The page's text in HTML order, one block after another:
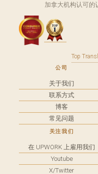
加拿大机构认可的
Top
公司
关于我们
联系方式
博客
常见问题
关注我们
在 UPWORK 上雇用我们
Youtube
X/Twitter